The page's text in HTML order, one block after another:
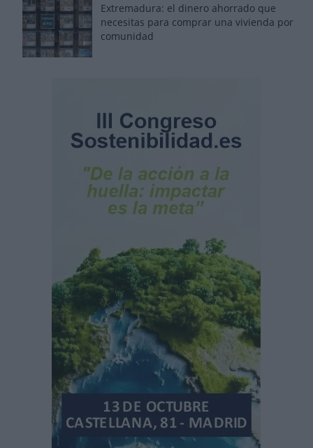
Extremadura: el dinero ahorrado que
necesitas para comprar una vivienda por
comunidad